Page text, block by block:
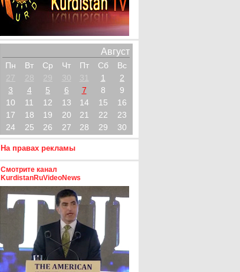
Август
Пн Вт Ср Чт Пт Сб
Вс
27
28 29 30 31 1
2
3
4 5 6 7 8
9
10
11 12 13 14 15
16
17
18 19 20 21 22
23
24
25 26 27 28 29 30
На правах рекламы
Смотрите канал
KurdistanRuVideoNews